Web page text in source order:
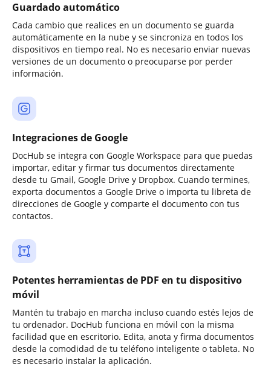
Guardado automático
Cada cambio que realices en un documento se guarda
automáticamente en la nube y se sincroniza en todos los
dispositivos en tiempo real. No es necesario enviar nuevas
versiones de un documento o preocuparse por perder
información.
Integraciones de Google
DocHub se integra con Google Workspace para que puedas
importar, editar y firmar tus documentos directamente
desde tu Gmail, Google Drive y Dropbox. Cuando termines,
exporta documentos a Google Drive o importa tu libreta de
direcciones de Google y comparte el documento con tus
contactos.
Potentes herramientas de PDF en tu dispositivo
móvil
Mantén tu trabajo en marcha incluso cuando estés lejos de
tu ordenador. DocHub funciona en móvil con la misma
facilidad que en escritorio. Edita, anota y firma documentos
desde la comodidad de tu teléfono inteligente o tableta. No
es necesario instalar la aplicación.